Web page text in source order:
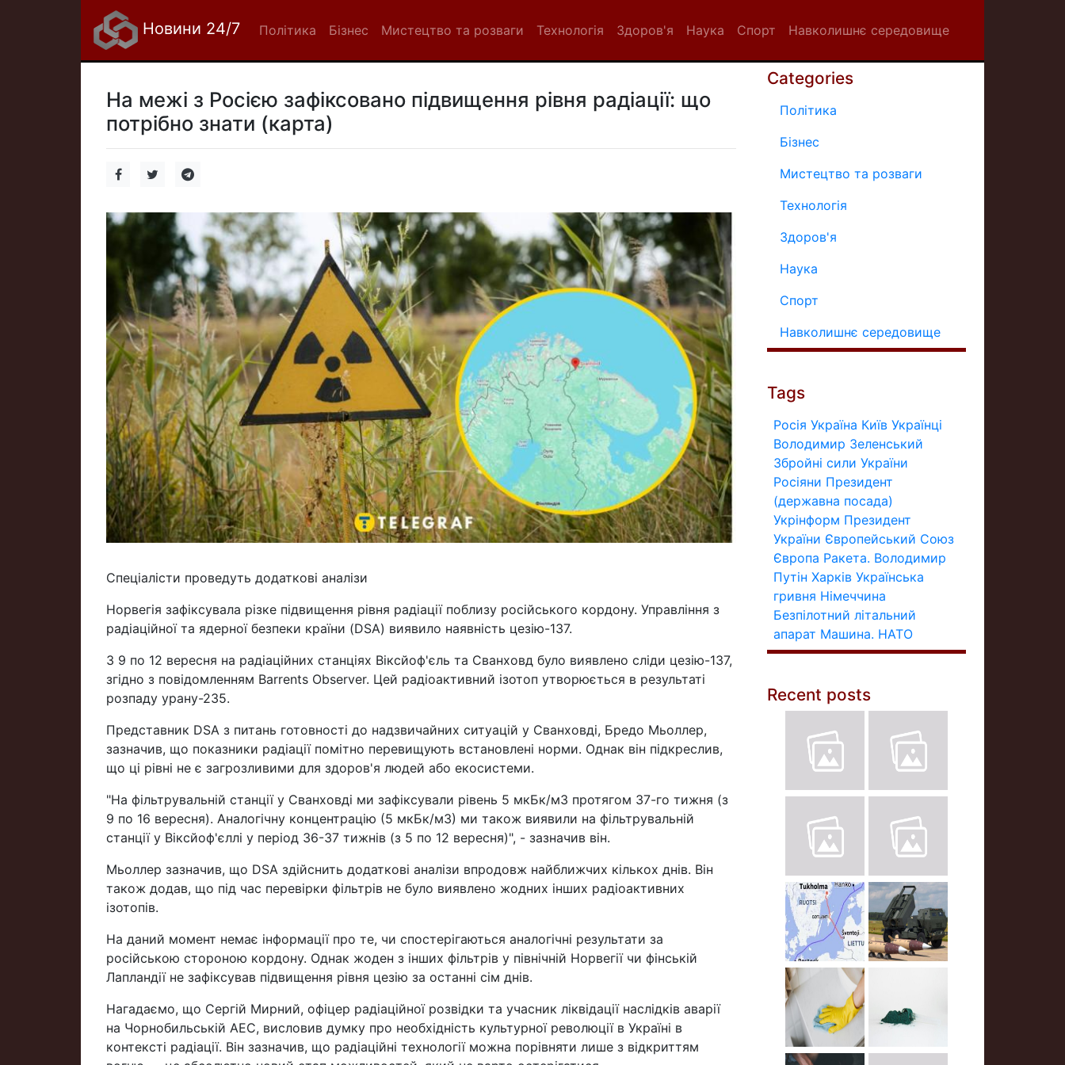
Новини 24/7 Політика Бізнес Мистецтво та розваги Технологія Здоров'я Наука Спорт Навколишнє середовище
На межі з Росією зафіксовано підвищення рівня радіації: що
потрібно знати (карта)
Спеціалісти проведуть додаткові аналізи
Норвегія зафіксувала різке підвищення рівня радіації поблизу російського кордону. Управління з
радіаційної та ядерної безпеки країни (DSA) виявило наявність цезію-137.
З 9 по 12 вересня на радіаційних станціях Віксйоф'єль та Сванховд було виявлено сліди цезію-137,
згідно з повідомленням Barrents Observer. Цей радіоактивний ізотоп утворюється в результаті
розпаду урану-235.
Представник DSA з питань готовності до надзвичайних ситуацій у Сванховді, Бредо Мьоллер,
зазначив, що показники радіації помітно перевищують встановлені норми. Однак він підкреслив,
що ці рівні не є загрозливими для здоров'я людей або екосистеми.
"На фільтрувальній станції у Сванховді ми зафіксували рівень 5 мкБк/м3 протягом 37-го тижня (з
9 по 16 вересня). Аналогічну концентрацію (5 мкБк/м3) ми також виявили на фільтрувальній
станції у Віксйоф'єллі у період 36-37 тижнів (з 5 по 12 вересня)", - зазначив він.
Мьоллер зазначив, що DSA здійснить додаткові аналізи впродовж найближчих кількох днів. Він
також додав, що під час перевірки фільтрів не було виявлено жодних інших радіоактивних
ізотопів.
На даний момент немає інформації про те, чи спостерігаються аналогічні результати за
російською стороною кордону. Однак жоден з інших фільтрів у північній Норвегії чи фінській
Лапландії не зафіксував підвищення рівня цезію за останні сім днів.
Нагадаємо, що Сергій Мирний, офіцер радіаційної розвідки та учасник ліквідації наслідків аварії
на Чорнобильській АЕС, висловив думку про необхідність культурної революції в Україні в
контексті радіації. Він зазначив, що радіаційні технології можна порівняти лише з відкриттям
Categories
Політика
Бізнес
Мистецтво та розваги
Технологія
Здоров'я
Наука
Спорт
Навколишнє середовище
Tags
Росія Україна Київ Українці
Володимир Зеленський
Збройні сили України
Росіяни Президент
(державна посада)
Укрінформ Президент
України Європейський Союз
Європа Ракета. Володимир
Путін Харків Українська
гривня Німеччина
Безпілотний літальний
апарат Машина. НАТО
Recent posts